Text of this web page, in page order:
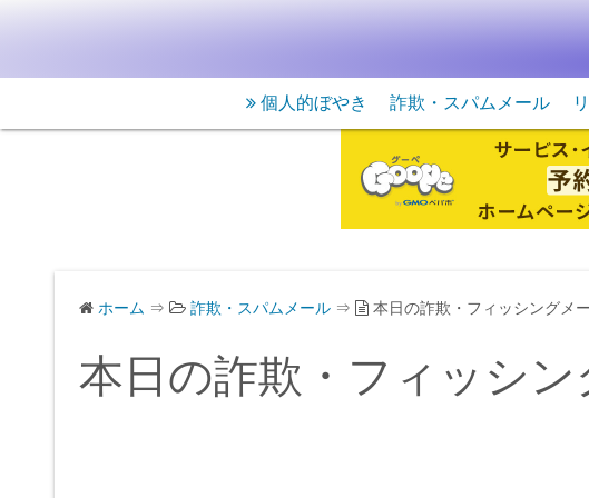
個人的ぼやき 詐欺・スパムメール
ホーム ⇒ 詐欺・スパムメール ⇒ 本日の詐欺・フィッシングメ
本日の詐欺・フィッシ